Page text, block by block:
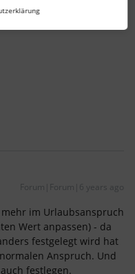
Forum|Forum|6 years ago
im Urlaubsanspruch
Wert anpassen) - da
festgelegt wird hat
Anspruch. Und
festlegen.